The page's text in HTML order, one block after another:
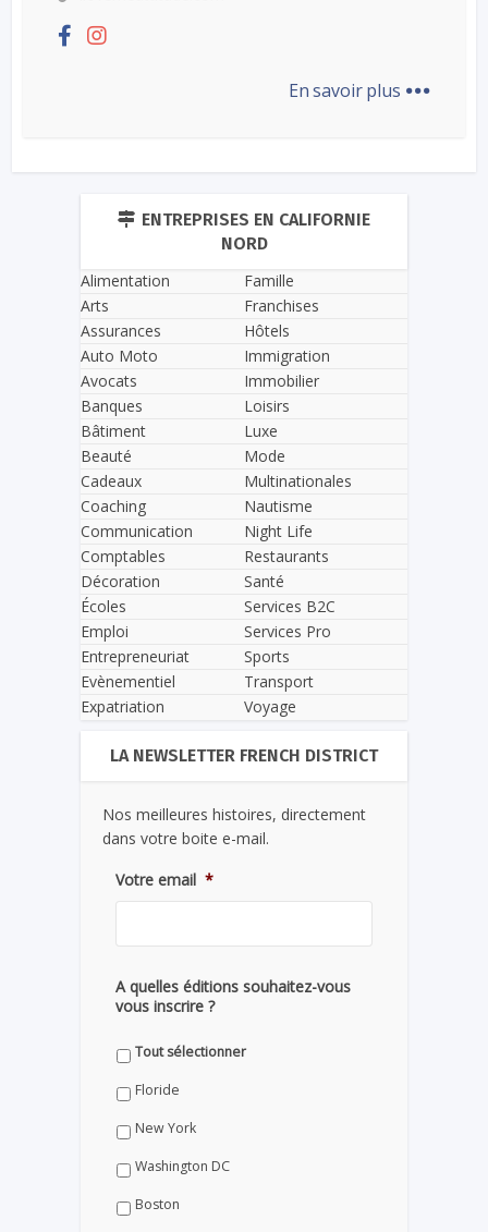
En savoir plus ...
ENTREPRISES EN CALIFORNIE
NORD
Alimentation
Arts
Assurances
Auto Moto
Avocats
Banques
Bâtiment
Beauté
Cadeaux
Coaching
Communication
Comptables
Décoration
Écoles
Emploi
Entrepreneuriat
Evènementiel
Expatriation
Famille
Franchises
Hôtels
Immigration
Immobilier
Loisirs
Luxe
Mode
Multinationales
Nautisme
Night Life
Restaurants
Santé
Services B2C
Services Pro
Sports
Transport
Voyage
LA NEWSLETTER FRENCH DISTRICT
Nos meilleures histoires, directement
dans votre boite e-mail.
Votre email *
A quelles éditions souhaitez-vous
vous inscrire ?
Tout sélectionner
Floride
New York
Washington DC
Boston